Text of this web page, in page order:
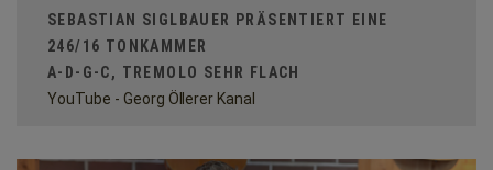
SEBASTIAN SIGLBAUER PRÄSENTIERT EINE
246/16 TONKAMMER
A-D-G-C, TREMOLO SEHR FLACH
YouTube - Georg Öllerer Kanal